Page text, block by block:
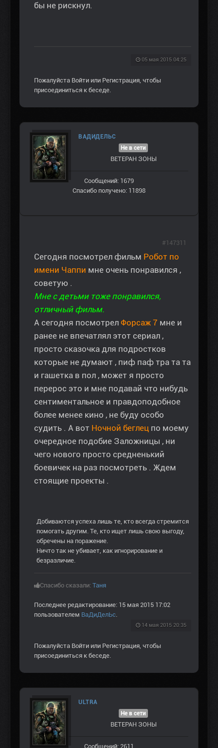
бы не рискнул.
05 мая 2015 04:25
Пожалуйста Войти или Регистрация , чтобы
присоединиться к беседе.
ВАДИДЕЛЬС
Не в сети
ВЕТЕРАН ЗOНЫ
Сообщений: 1679
Спасибо получено: 11898
Сегодня посмотрел фильм Робот по
имени Чаппи мне очень понравился ,
советую .
Мне с детьми тоже понравился,
отличный фильм.
А сегодня посмотрел Форсаж 7 мне и
ранее не впечатлял этот сериал ,
просто сказочка для подростков
которые не думают , пиф паф тра та та
и гашетка в пол , может я просто
перерос это и мне подавай что нибудь
сентиментальное и правдоподобное
более менее кино , не буду особо
судить . А вот Ночной беглец по моему
очередное подобие Заложницы , ни
чего нового просто средненький
боевичек на раз посмотреть . Ждем
стоящие проекты .
Добиваются успеха лишь те, кто всегда стремится
помогать другим. Те, кто ищет лишь свою выгоду,
обречены на поражение.
Ничто так не убивает, как игнорирование и
безразличие.
Спасибо сказали: Таня
Последнее редактирование: 15 мая 2015 17:02
пользователем ВаДиДелЬс
14 мая 2015 20:35
#147311
Пожалуйста Войти или Регистрация , чтобы
присоединиться к беседе.
ULTRA
Не в сети
ВЕТЕРАН ЗOНЫ
Сообщений: 2611